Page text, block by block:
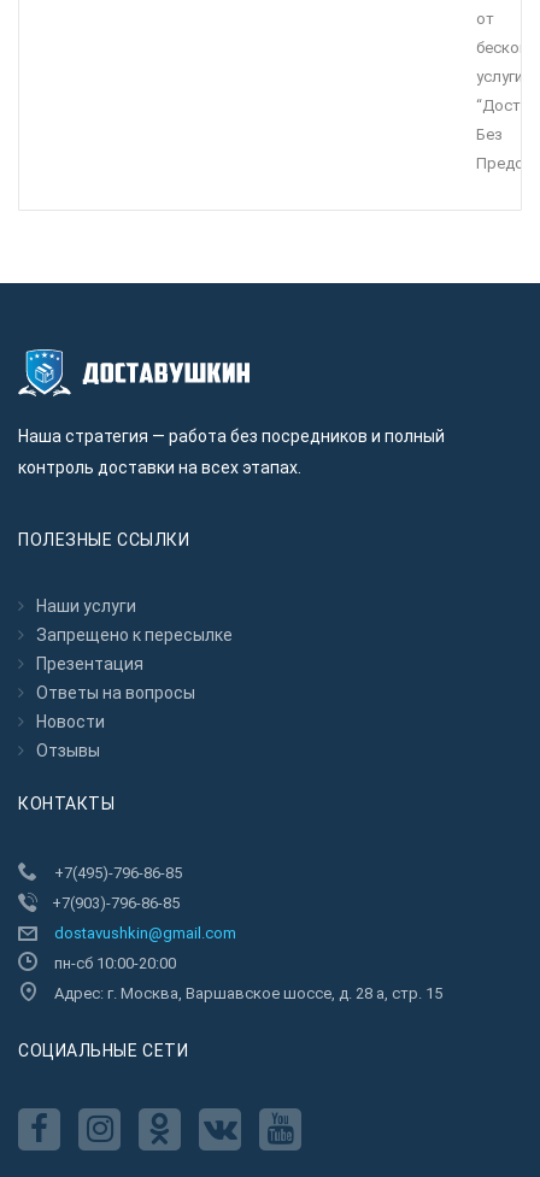
от
услуги
Без
Наша стратегия — работа без посредников и полный
контроль доставки на всех этапах.
ПОЛЕЗНЫЕ ССЫЛКИ
Наши услуги
Запрещено к пересылкe
Презентация
Ответы на вопросы
Новости
Отзывы
КОНТАКТЫ
+7(495)-796-86-85
+7(903)-796-86-85
dostavushkin@gmail.com
пн-сб 10:00-20:00
Адрес: г. Москва, Варшавское шоссе, д. 28 а, стр. 15
CОЦИАЛЬНЫЕ СЕТИ